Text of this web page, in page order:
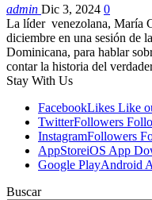
admin Dic 3, 2024 0
La líder venezolana, María
diciembre en una sesión de
Dominicana, para hablar
contar la historia del
Stay With Us
FacebookLikes Like
TwitterFollowers
InstagramFollowers
AppStoreiOS App
Google PlayAndroid
Buscar